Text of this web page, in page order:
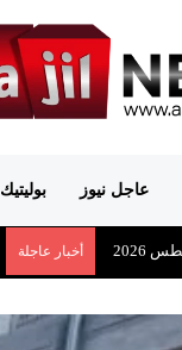
عاجل نيوز بوليتيك
أخبار عاجلة